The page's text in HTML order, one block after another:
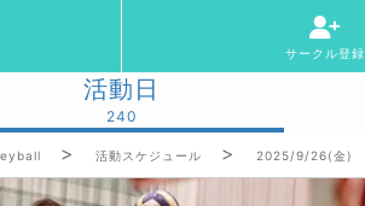
サークル登録
活動日
240
活動スケジュール 2025/9/26(金)